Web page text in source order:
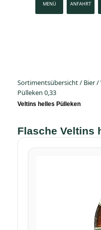
MENÜ ANFAHRT
Sortimentsübersicht/ Bier/
Pülleken 0,33
Veltins helles Pülleken
Flasche Veltins